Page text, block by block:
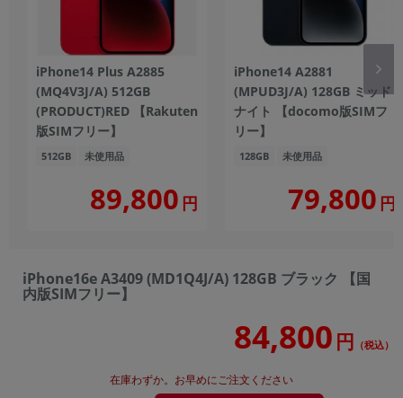
iPhone14 Plus A2885
(MQ4V3J/A) 512GB
(PRODUCT)RED 【Rakuten
版SIMフリー】
512GB 未使用品
89,800 円
iPhone14 A2881
(MPUD3J/A) 128GB ミッド
ナイト 【docomo版SIMフ
リー】
128GB 未使用品
79,800 円
iPhone16e A3409 (MD1Q4J/A) 128GB ブラック 【国
内版SIMフリー】
84,800 円 （税込）
在庫わずか。お早めにご注文ください